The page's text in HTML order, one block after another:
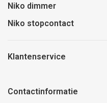
Niko dimmer
Niko stopcontact
Klantenservice
Contactinformatie